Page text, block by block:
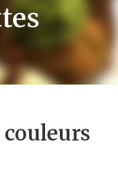
couleurs